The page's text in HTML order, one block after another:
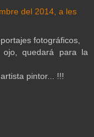
del 2014, a les
fotográficos,
quedará para la
pintor... !!!